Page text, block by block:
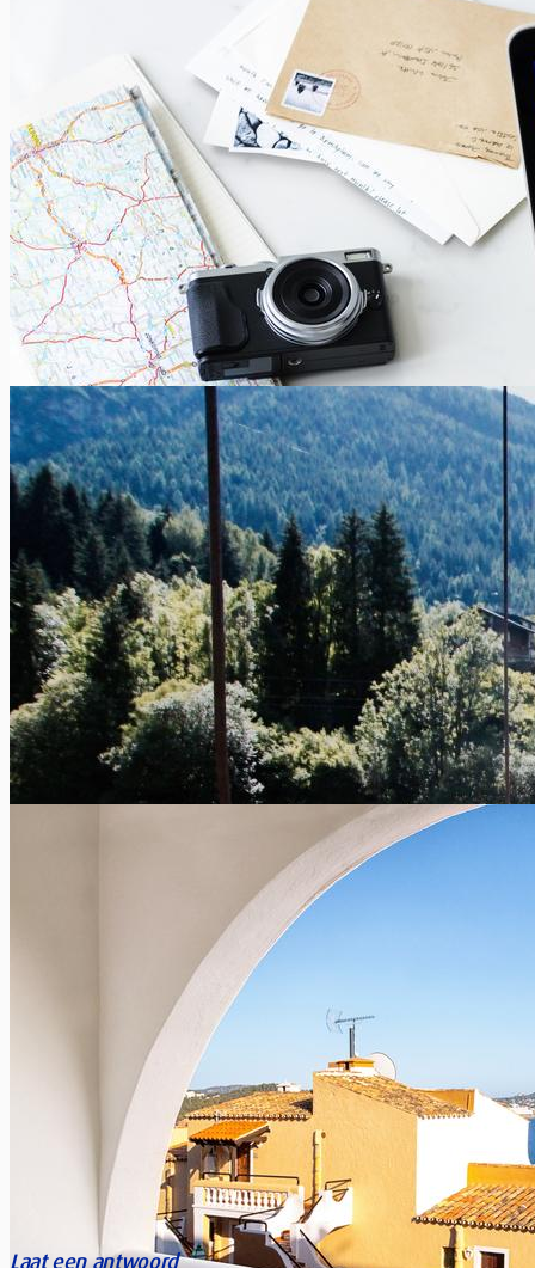
Een reis online boeken : 6 aandachtspunten
Steeds meer reizigers ( +60%) zoeken, boeken en betalen hun
vervoermiddel, hun hotel of hun logement via het internet.
Laat een antwoord